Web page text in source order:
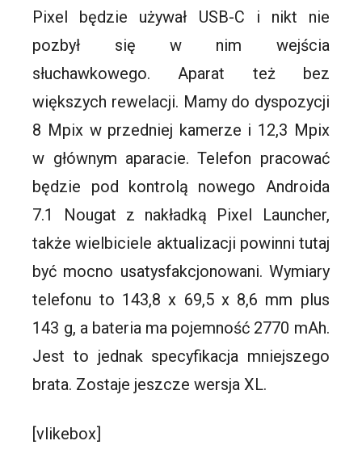
Pixel będzie używał USB-C i nikt nie
pozbył się w nim wejścia
słuchawkowego. Aparat też bez
większych rewelacji. Mamy do dyspozycji
8 Mpix w przedniej kamerze i 12,3 Mpix
w głównym aparacie. Telefon pracować
będzie pod kontrolą nowego Androida
7.1 Nougat z nakładką Pixel Launcher,
także wielbiciele aktualizacji powinni tutaj
być mocno usatysfakcjonowani. Wymiary
telefonu to 143,8 x 69,5 x 8,6 mm plus
143 g, a bateria ma pojemność 2770 mAh.
Jest to jednak specyfikacja mniejszego
brata. Zostaje jeszcze wersja XL.
[vlikebox]